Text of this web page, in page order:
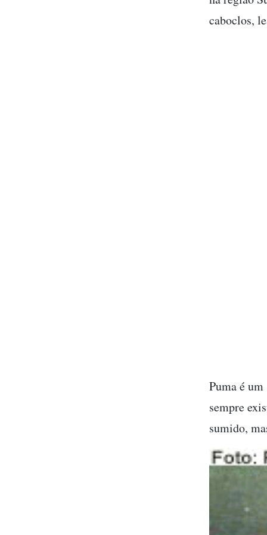
caboclos,
Puma é
sempre
sumido,